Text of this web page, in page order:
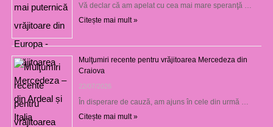
Vă declar că am apelat cu cea mai mare speranţă …
Citește mai mult »
Mulţumiri recente pentru vrăjitoarea Mercedeza din
Craiova
22/07/2026
În disperare de cauză, am ajuns în cele din urmă …
Citește mai mult »